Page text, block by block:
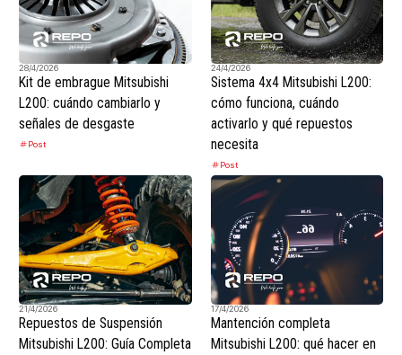
28/4/2026
Kit de embrague Mitsubishi
L200: cuándo cambiarlo y
señales de desgaste
Post
24/4/2026
Sistema 4x4 Mitsubishi L200:
cómo funciona, cuándo
activarlo y qué repuestos
necesita
Post
21/4/2026
Repuestos de Suspensión
Mitsubishi L200: Guía Completa
17/4/2026
Mantención completa
Mitsubishi L200: qué hacer en